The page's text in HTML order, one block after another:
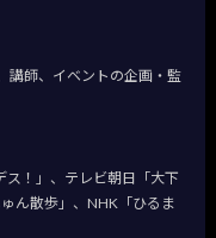
講師、イベントの企画・監
ス！」、テレビ朝日「大下
ん散歩」、NHK「ひるま